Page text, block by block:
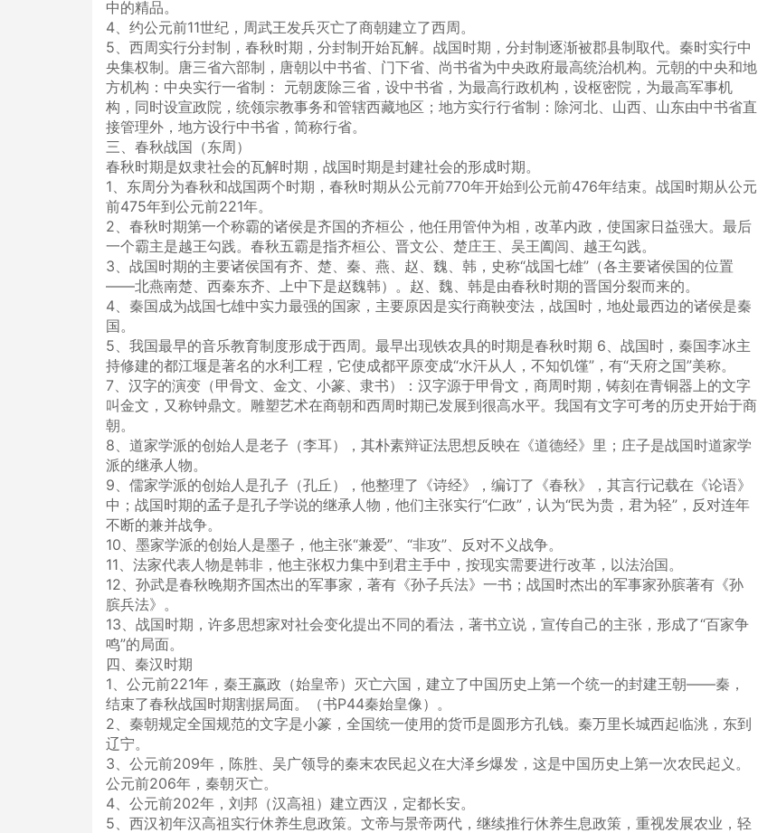
中的精品。
4、约公元前11世纪，周武王发兵灭亡了商朝建立了西周。
5、西周实行分封制，春秋时期，分封制开始瓦解。战国时期，分封制逐渐被郡县制取代。秦时实行中
央集权制。唐三省六部制，唐朝以中书省、门下省、尚书省为中央政府最高统治机构。元朝的中央和地
方机构：中央实行一省制： 元朝废除三省，设中书省，为最高行政机构，设枢密院，为最高军事机
构，同时设宣政院，统领宗教事务和管辖西藏地区；地方实行行省制：除河北、山西、山东由中书省直
接管理外，地方设行中书省，简称行省。
三、春秋战国（东周）
春秋时期是奴隶社会的瓦解时期，战国时期是封建社会的形成时期。
1、东周分为春秋和战国两个时期，春秋时期从公元前770年开始到公元前476年结束。战国时期从公元
前475年到公元前221年。
2、春秋时期第一个称霸的诸侯是齐国的齐桓公，他任用管仲为相，改革内政，使国家日益强大。最后
一个霸主是越王勾践。春秋五霸是指齐桓公、晋文公、楚庄王、吴王阖闾、越王勾践。
3、战国时期的主要诸侯国有齐、楚、秦、燕、赵、魏、韩，史称“战国七雄”（各主要诸侯国的位置
——北燕南楚、西秦东齐、上中下是赵魏韩）。赵、魏、韩是由春秋时期的晋国分裂而来的。
4、秦国成为战国七雄中实力最强的国家，主要原因是实行商鞅变法，战国时，地处最西边的诸侯是秦
国。
5、我国最早的音乐教育制度形成于西周。最早出现铁农具的时期是春秋时期 6、战国时，秦国李冰主
持修建的都江堰是著名的水利工程，它使成都平原变成“水汗从人，不知饥馑”，有“天府之国”美称。
7、汉字的演变（甲骨文、金文、小篆、隶书）：汉字源于甲骨文，商周时期，铸刻在青铜器上的文字
叫金文，又称钟鼎文。雕塑艺术在商朝和西周时期已发展到很高水平。我国有文字可考的历史开始于商
朝。
8、道家学派的创始人是老子（李耳），其朴素辩证法思想反映在《道德经》里；庄子是战国时道家学
派的继承人物。
9、儒家学派的创始人是孔子（孔丘），他整理了《诗经》，编订了《春秋》，其言行记载在《论语》
中；战国时期的孟子是孔子学说的继承人物，他们主张实行“仁政”，认为“民为贵，君为轻”，反对连年
不断的兼并战争。
10、墨家学派的创始人是墨子，他主张“兼爱”、“非攻”、反对不义战争。
11、法家代表人物是韩非，他主张权力集中到君主手中，按现实需要进行改革，以法治国。
12、孙武是春秋晚期齐国杰出的军事家，著有《孙子兵法》一书；战国时杰出的军事家孙膑著有《孙
膑兵法》。
13、战国时期，许多思想家对社会变化提出不同的看法，著书立说，宣传自己的主张，形成了“百家争
鸣”的局面。
四、秦汉时期
1、公元前221年，秦王嬴政（始皇帝）灭亡六国，建立了中国历史上第一个统一的封建王朝——秦，
结束了春秋战国时期割据局面。（书P44秦始皇像）。
2、秦朝规定全国规范的文字是小篆，全国统一使用的货币是圆形方孔钱。秦万里长城西起临洮，东到
辽宁。
3、公元前209年，陈胜、吴广领导的秦末农民起义在大泽乡爆发，这是中国历史上第一次农民起义。
公元前206年，秦朝灭亡。
4、公元前202年，刘邦（汉高祖）建立西汉，定都长安。
5、西汉初年汉高祖实行休养生息政策。文帝与景帝两代，继续推行休养生息政策，重视发展农业，轻